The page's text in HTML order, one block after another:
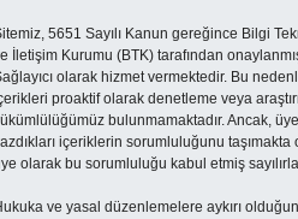
5651 Sayılı Kanun gereğince Bilgi
İletişim Kurumu (BTK) tarafından
olarak hizmet vermektedir. Bu
proaktif olarak denetleme veya
bulunmamaktadır. Ancak,
içeriklerin sorumluluğunu taşımakta
olarak bu sorumluluğu kabul etmiş
ve yasal düzenlemelere aykırı